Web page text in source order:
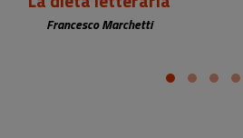
Francesco Marchetti